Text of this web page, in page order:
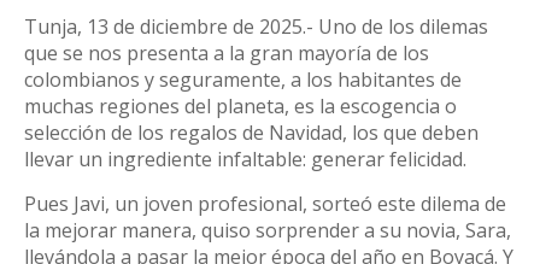
Tunja, 13 de diciembre de 2025.- Uno de los dilemas
que se nos presenta a la gran mayoría de los
colombianos y seguramente, a los habitantes de
muchas regiones del planeta, es la escogencia o
selección de los regalos de Navidad, los que deben
llevar un ingrediente infaltable: generar felicidad.
Pues Javi, un joven profesional, sorteó este dilema de
la mejorar manera, quiso sorprender a su novia, Sara,
llevándola a pasar la mejor época del año en Boyacá. Y